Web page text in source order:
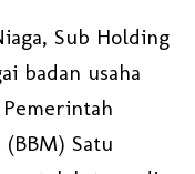
Sub Holding
badan usaha
Satu